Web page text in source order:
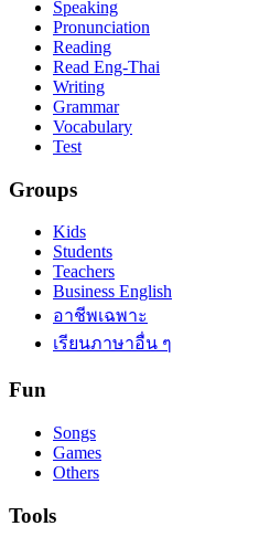
Speaking
Pronunciation
Reading
Read Eng-Thai
Writing
Grammar
Vocabulary
Test
Groups
Kids
Students
Teachers
Business English
อาชีพเฉพาะ
เรียนภาษาอื่น ๆ
Fun
Songs
Games
Others
Tools